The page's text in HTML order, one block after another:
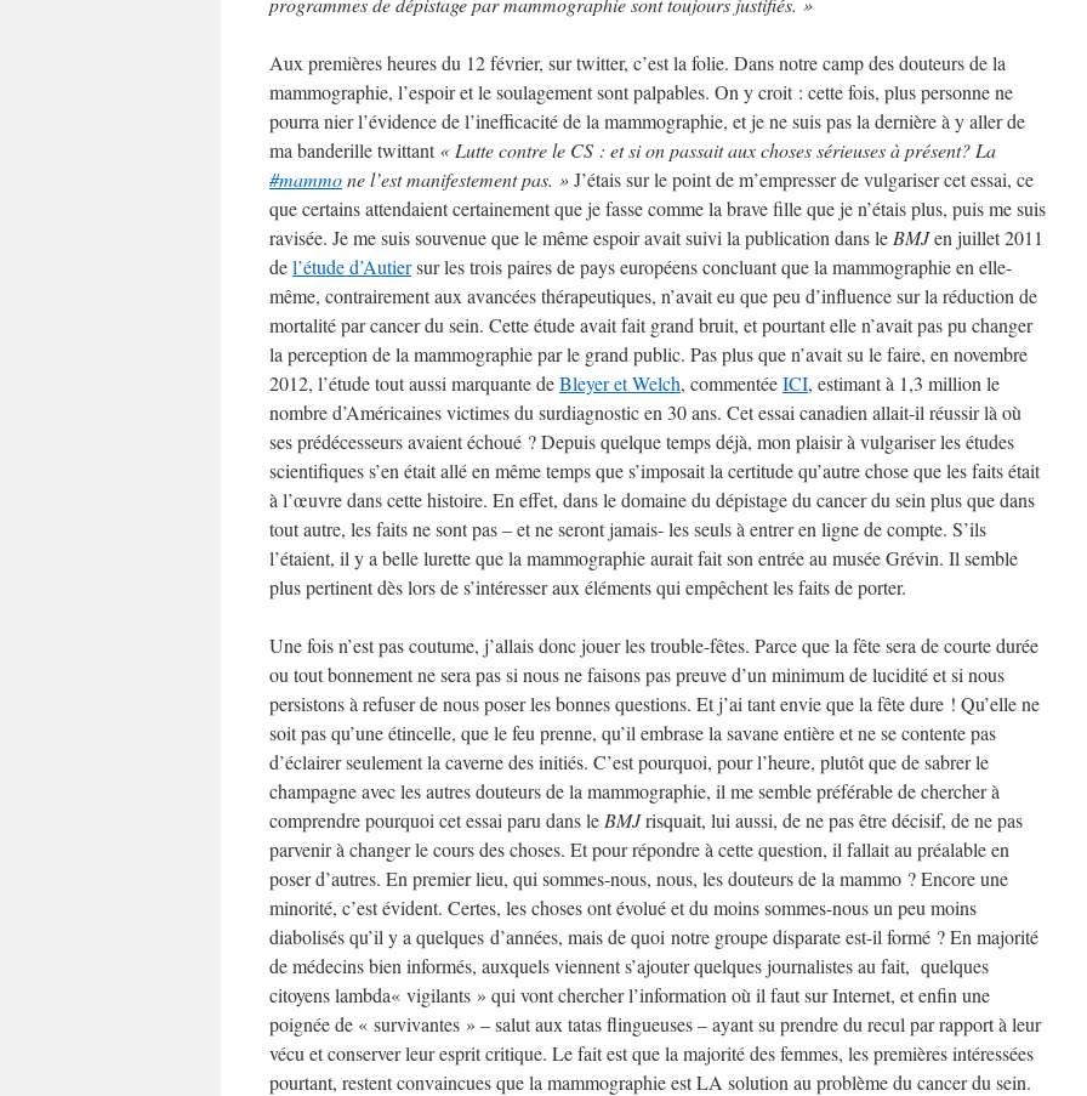
Aux premières heures du 12 février, sur twitter, c’est la folie. Dans notre camp des douteurs de la
mammographie, l’espoir et le soulagement sont palpables. On y croit : cette fois, plus personne ne
pourra nier l’évidence de l’inefficacité de la mammographie, et je ne suis pas la dernière à y aller de
ma banderille twittant« Lutte contre le CS : et si on passait aux choses sérieuses à présent? La
#mammone l’est manifestement pas. »J’étais sur le point de m’empresser de vulgariser cet essai, ce
que certains attendaient certainement que je fasse comme la brave fille que je n’étais plus, puis me suis
ravisée. Je me suis souvenue que le même espoir avait suivi la publication dans le BMJen juillet 2011
del’étude d’Autiersur les trois paires de pays européens concluant que la mammographie en elle-
même, contrairement aux avancées thérapeutiques, n’avait eu que peu d’influence sur la réduction de
mortalité par cancer du sein. Cette étude avait fait grand bruit, et pourtant elle n’avait pas pu changer
la perception de la mammographie par le grand public. Pas plus que n’avait su le faire, en novembre
2012, l’étude tout aussi marquante deBleyer et Welch, commentéeICI, estimant à 1,3 million le
nombre d’Américaines victimes du surdiagnostic en 30 ans. Cet essai canadien allait-il réussir là où
ses prédécesseurs avaient échoué ? Depuis quelque temps déjà, mon plaisir à vulgariser les études
scientifiques s’en était allé en même temps que s’imposait la certitude qu’autre chose que les faits était
à l’œuvre dans cette histoire. En effet, dans le domaine du dépistage du cancer du sein plus que dans
tout autre, les faits ne sont pas – et ne seront jamais- les seuls à entrer en ligne de compte. S’ils
l’étaient, il y a belle lurette que la mammographie aurait fait son entrée au musée Grévin. Il semble
plus pertinent dès lors de s’intéresser aux éléments qui empêchent les faits de porter.
Une fois n’est pas coutume, j’allais donc jouer les trouble-fêtes. Parce que la fête sera de courte durée
ou tout bonnement ne sera pas si nous ne faisons pas preuve d’un minimum de lucidité et si nous
persistons à refuser de nous poser les bonnes questions. Et j’ai tant envie que la fête dure ! Qu’elle ne
soit pas qu’une étincelle, que le feu prenne, qu’il embrase la savane entière et ne se contente pas
d’éclairer seulement la caverne des initiés. C’est pourquoi, pour l’heure, plutôt que de sabrer le
champagne avec les autres douteurs de la mammographie, il me semble préférable de chercher à
comprendre pourquoi cet essai paru dans le BMJrisquait, lui aussi, de ne pas être décisif, de ne pas
parvenir à changer le cours des choses. Et pour répondre à cette question, il fallait au préalable en
poser d’autres. En premier lieu, qui sommes-nous, nous, les douteurs de la mammo ? Encore une
minorité, c’est évident. Certes, les choses ont évolué et du moins sommes-nous un peu moins
diabolisés qu’il y a quelques d’années, mais de quoi notre groupe disparate est-il formé ? En majorité
de médecins bien informés, auxquels viennent s’ajouter quelques journalistes au fait, quelques
citoyens lambda« vigilants » qui vont chercher l’information où il faut sur Internet, et enfin une
poignée de « survivantes » – salut aux tatas flingueuses – ayant su prendre du recul par rapport à leur
vécu et conserver leur esprit critique. Le fait est que la majorité des femmes, les premières intéressées
pourtant, restent convaincues que la mammographie est LA solution au problème du cancer du sein.